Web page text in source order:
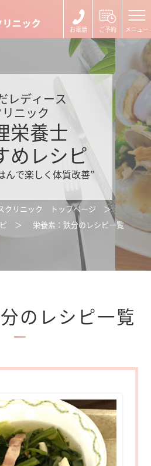
レディース
ニック
栄養士
めレシピ
んで楽しく体質改善”
クリニック トップページ
栄養素：鉄分のレシピ一覧
のレシピ一覧